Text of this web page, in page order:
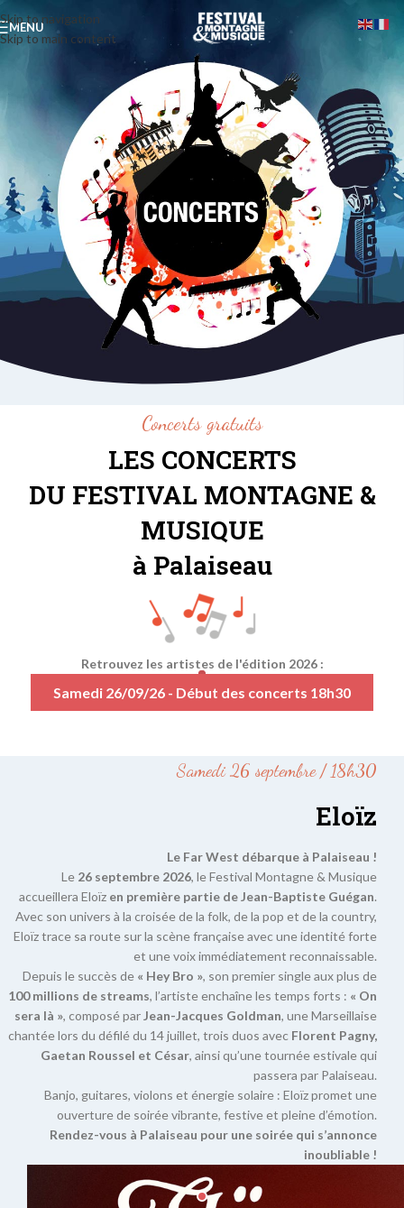
Skip to navigation
Skip to main content
MENU
Concerts gratuits
LES CONCERTS
DU FESTIVAL MONTAGNE &
MUSIQUE
à Palaiseau
Retrouvez les artistes de l'édition 2026 :
Samedi 26/09/26 - Début des concerts 18h30
Samedi 26 septembre / 18h30
Eloïz
Le Far West débarque à Palaiseau !
Le 26 septembre 2026, le Festival Montagne & Musique
accueillera Eloïz en première partie de Jean-Baptiste Guégan.
Avec son univers à la croisée de la folk, de la pop et de la country,
Eloïz trace sa route sur la scène française avec une identité forte
et une voix immédiatement reconnaissable.
Depuis le succès de « Hey Bro », son premier single aux plus de
100 millions de streams, l’artiste enchaîne les temps forts : « On
sera là », composé parJean-Jacques Goldman, une Marseillaise
chantée lors du défilé du 14 juillet, trois duos avec Florent Pagny,
Gaetan Roussel et César, ainsi qu’une tournée estivale qui
passera par Palaiseau.
Banjo, guitares, violons et énergie solaire : Eloïz promet une
ouverture de soirée vibrante, festive et pleine d’émotion.
Rendez-vous à Palaiseau pour une soirée qui s’annonce
inoubliable !